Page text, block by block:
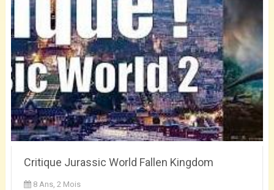
Critique Jurassic World Fallen Kingdom
8 Ans, 2 Mois